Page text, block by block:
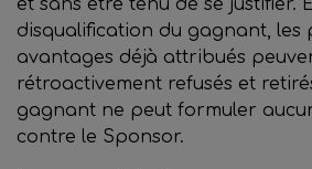
disqualification du gagnant, les
avantages déjà attribués
rétroactivement refusés et
gagnant ne peut formuler
contre le Sponsor.